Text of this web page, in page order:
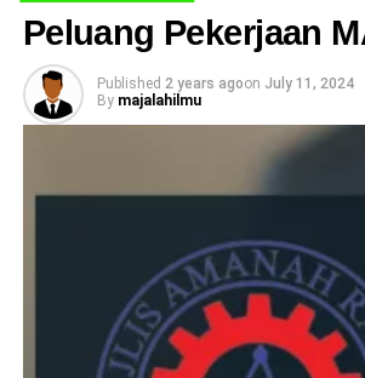
Peluang Pekerjaan
Published 2 years agoon July 11, 2024
By majalahilmu